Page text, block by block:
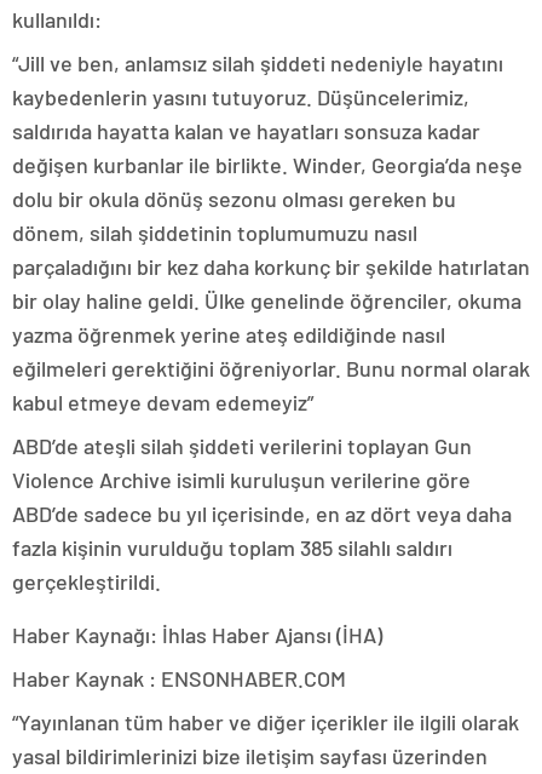
kullanıldı:
“Jill ve ben, anlamsız silah şiddeti nedeniyle hayatını
kaybedenlerin yasını tutuyoruz. Düşüncelerimiz,
saldırıda hayatta kalan ve hayatları sonsuza kadar
değişen kurbanlar ile birlikte. Winder, Georgia’da neşe
dolu bir okula dönüş sezonu olması gereken bu
dönem, silah şiddetinin toplumumuzu nasıl
parçaladığını bir kez daha korkunç bir şekilde hatırlatan
bir olay haline geldi. Ülke genelinde öğrenciler, okuma
yazma öğrenmek yerine ateş edildiğinde nasıl
eğilmeleri gerektiğini öğreniyorlar. Bunu normal olarak
kabul etmeye devam edemeyiz”
ABD’de ateşli silah şiddeti verilerini toplayan Gun
Violence Archive isimli kuruluşun verilerine göre
ABD’de sadece bu yıl içerisinde, en az dört veya daha
fazla kişinin vurulduğu toplam 385 silahlı saldırı
gerçekleştirildi.
Haber Kaynağı: İhlas Haber Ajansı (İHA)
Haber Kaynak : ENSONHABER.COM
“Yayınlanan tüm haber ve diğer içerikler ile ilgili olarak
yasal bildirimlerinizi bize iletişim sayfası üzerinden